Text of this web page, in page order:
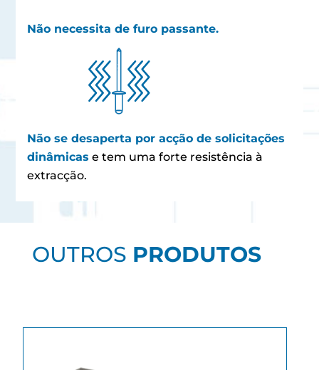
Não necessita de furo passante.
Não se desaperta por acção de solicitações
dinâmicas e tem uma forte resistência à
extracção.
OUTROS PRODUTOS